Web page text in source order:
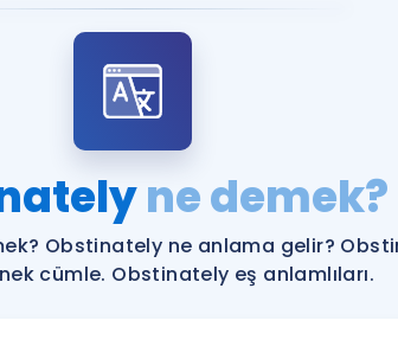
YDS ve YÖKDİL
YDS ve YÖKDİL'e
Tüm ÖSYM
ne demek?
Obstinately ne anlama gelir?
cümle. Obstinately eş anlamlıları.